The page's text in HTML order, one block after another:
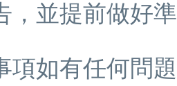
，並提前做好
項如有任何問題